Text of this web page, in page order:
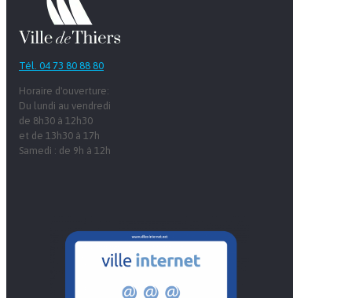
Tél. 04 73 80 88 80
Horaire d'ouverture:
Du lundi au vendredi
de 8h30 à 12h30
et de 13h30 à 17h
Samedi : de 9h à 12h